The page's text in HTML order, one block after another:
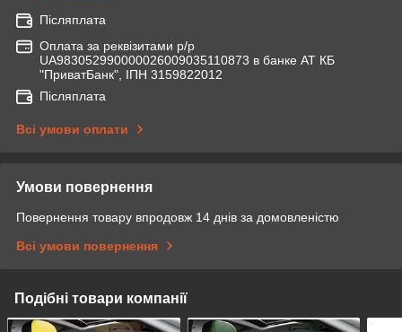
Післяплата
Оплата за реквізитами р/р
UA983052990000026009035110873 в банке АТ КБ
"ПриватБанк", ІПН 3159822012
Післяплата
Всі умови оплати
Умови повернення
Повернення товару впродовж 14 днів за домовленістю
Всі умови повернення
Подібні товари компанії